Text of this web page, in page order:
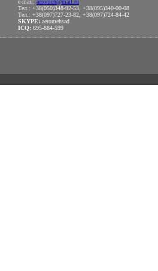
e-mail: aeromeh@mail.ru
Тел.: +38(050)348-92-53, +38(095)340-00-08
Тел.: +38(097)727-23-82, +38(097)724-84-42
SKYPE: aeromehsad
ICQ: 695-884-599